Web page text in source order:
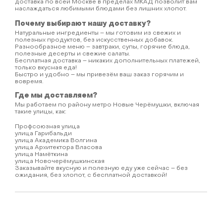
доставка по всей Москве в пределах МКАД позволит вам
наслаждаться любимыми блюдами без лишних хлопот.
Почему выбирают нашу доставку?
Натуральные ингредиенты – мы готовим из свежих и
полезных продуктов, без искусственных добавок.
Разнообразное меню – завтраки, супы, горячие блюда,
полезные десерты и свежие салаты.
Бесплатная доставка – никаких дополнительных платежей,
только вкусная еда!
Быстро и удобно – мы привезём ваш заказ горячим и
вовремя.
Где мы доставляем?
Мы работаем по району метро Новые Черёмушки, включая
такие улицы, как:
Профсоюзная улица
улица Гарибальди
улица Академика Волгина
улица Архитектора Власова
улица Намёткина
улица Новочерёмушкинская
Заказывайте вкусную и полезную еду уже сейчас – без
ожидания, без хлопот, с бесплатной доставкой!